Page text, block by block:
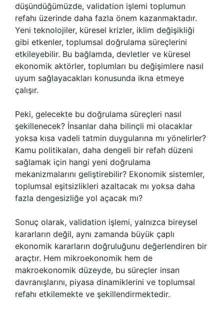
düşündüğümüzde, validation işlemi toplumun
refahı üzerinde daha fazla önem kazanmaktadır.
Yeni teknolojiler, küresel krizler, iklim değişikliği
gibi etkenler, toplumsal doğrulama süreçlerini
etkileyebilir. Bu bağlamda, devletler ve küresel
ekonomik aktörler, toplumları bu değişimlere nasıl
uyum sağlayacakları konusunda ikna etmeye
çalışır.
Peki, gelecekte bu doğrulama süreçleri nasıl
şekillenecek? İnsanlar daha bilinçli mi olacaklar
yoksa kısa vadeli tatmin duygularına mı yönelirler?
Kamu politikaları, daha dengeli bir refah düzeni
sağlamak için hangi yeni doğrulama
mekanizmalarını geliştirebilir? Ekonomik sistemler,
toplumsal eşitsizlikleri azaltacak mı yoksa daha
fazla dengesizliğe yol açacak mı?
Sonuç olarak, validation işlemi, yalnızca bireysel
kararların değil, aynı zamanda büyük çaplı
ekonomik kararların doğruluğunu değerlendiren bir
araçtır. Hem mikroekonomik hem de
makroekonomik düzeyde, bu süreçler insan
davranışlarını, piyasa dinamiklerini ve toplumsal
refahı etkilemekte ve şekillendirmektedir.